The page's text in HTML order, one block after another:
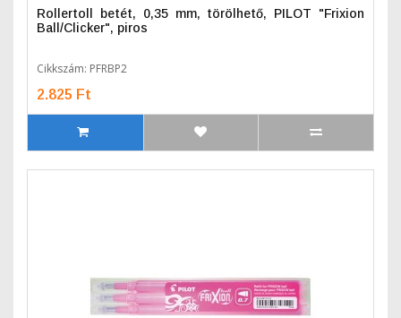
Rollertoll betét, 0,35 mm, törölhető, PILOT "Frixion
Ball/Clicker", piros
Cikkszám: PFRBP2
2.825 Ft